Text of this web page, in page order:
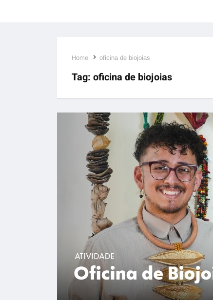
Home oficina de biojoias
Tag: oficina de biojoias